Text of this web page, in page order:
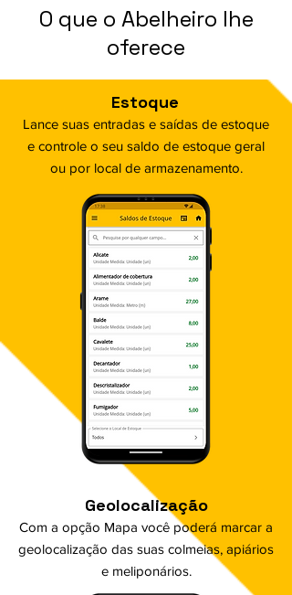
O que o Abelheiro lhe
oferece
Estoque
Lance suas entradas e saídas de estoque
e controle o seu saldo de estoque geral
ou por local de armazenamento.
Geolocalização
Com a opção Mapa você poderá marcar a
geolocalização das suas colmeias, apiários
e meliponários.